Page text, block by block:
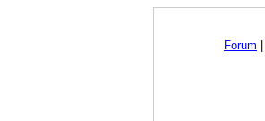
Forum